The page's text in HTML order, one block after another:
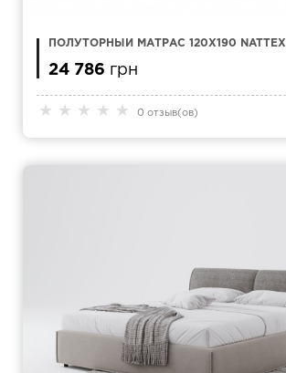
★ ★ ★ ★ ★ 0 отзыв(ов)
ПОЛУТОРНЫЙ МАТРАС 120Х190 NATTEX
24 786 грн